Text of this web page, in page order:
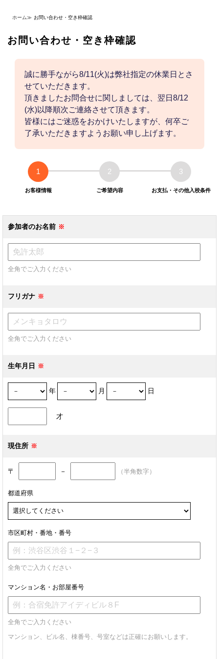
ホーム≫ お問い合わせ・空き枠確認
お問い合わせ・空き枠確認
誠に勝手ながら8/11(火)は弊社指定の休業日とさ
せていただきます。
頂きましたお問合せに関しましては、翌日8/12
(水)以降順次ご連絡させて頂きます。
皆様にはご迷惑をおかけいたしますが、何卒ご
了承いただきますようお願い申し上げます。
1
お客様情報
2
ご希望内容
3
お支払・その他入校条件
参加者のお名前
全角でご入力ください
フリガナ
全角でご入力ください
生年月日
年 月 日
才
現住所
〒 － （半角数字）
都道府県
市区町村・番地・番号
全角でご入力ください
マンション名・お部屋番号
全角でご入力ください
マンション、ビル名、棟番号、号室などは正確にお願いします。